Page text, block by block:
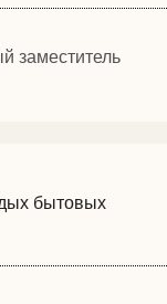
заместитель
бытовых